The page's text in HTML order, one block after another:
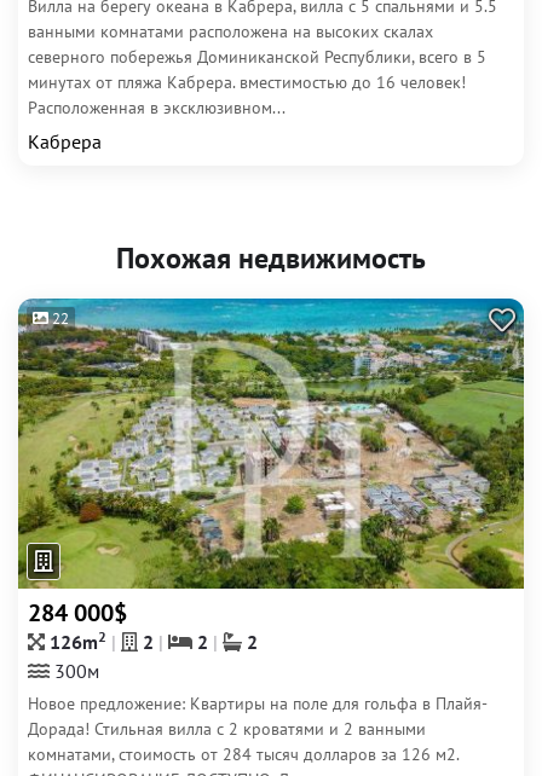
Вилла на берегу океана в Кабрера, вилла с 5 спальнями и 5.5
ванными комнатами расположена на высоких скалах
северного побережья Доминиканской Республики, всего в 5
минутах от пляжа Кабрера. вместимостью до 16 человек!
Расположенная в эксклюзивном...
Кабрера
Похожая недвижимость
22
284 000$
126m2 2 2
2
300м
Новое предложение: Квартиры на поле для гольфа в Плайя-
Дорада! Стильная вилла с 2 кроватями и 2 ванными
комнатами, стоимость от 284 тысяч долларов за 126 м2.